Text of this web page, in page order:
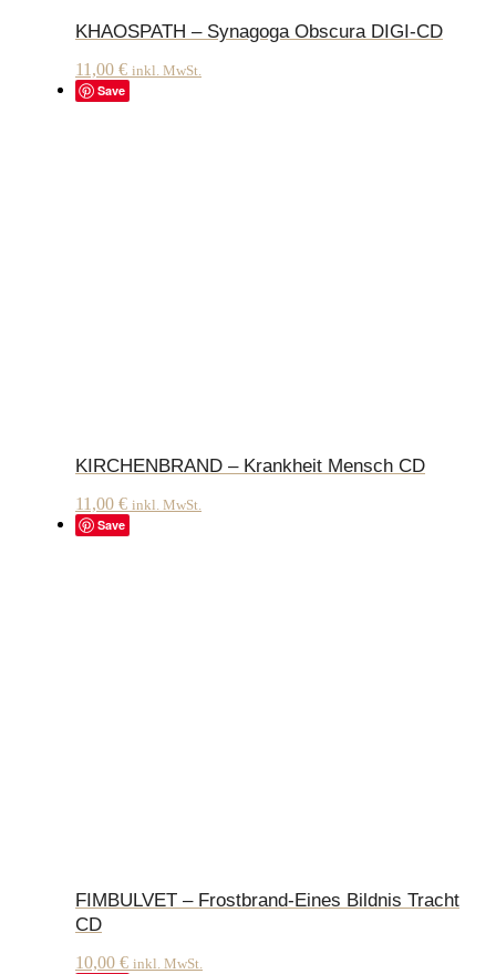
KHAOSPATH – Synagoga Obscura DIGI-CD
11,00 € inkl. MwSt.
Save
KIRCHENBRAND – Krankheit Mensch CD
11,00 € inkl. MwSt.
Save
FIMBULVET – Frostbrand-Eines Bildnis Tracht
CD
10,00 € inkl. MwSt.